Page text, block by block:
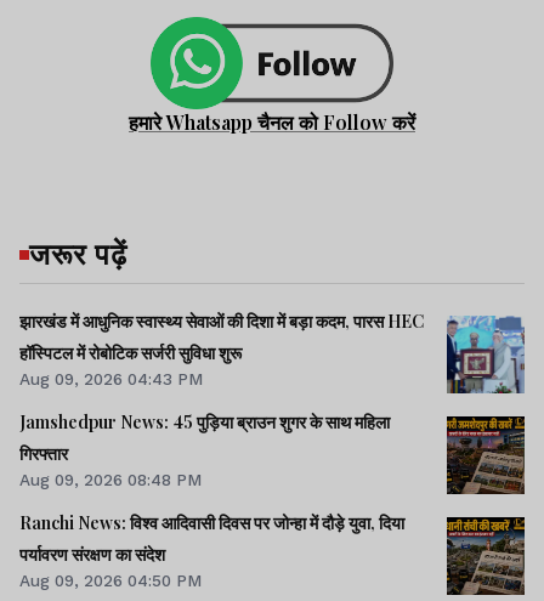
हमारे Whatsapp चैनल को Follow करें
जरूर पढ़ें
झारखंड में आधुनिक स्वास्थ्य सेवाओं की दिशा में बड़ा कदम, पारस HEC
हॉस्पिटल में रोबोटिक सर्जरी सुविधा शुरू
Aug 09, 2026 04:43 PM
Jamshedpur News: 45 पुड़िया ब्राउन शुगर के साथ महिला
गिरफ्तार
Aug 09, 2026 08:48 PM
Ranchi News: विश्व आदिवासी दिवस पर जोन्हा में दौड़े युवा, दिया
पर्यावरण संरक्षण का संदेश
Aug 09, 2026 04:50 PM